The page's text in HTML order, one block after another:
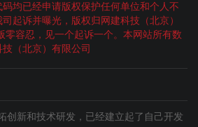
均已经申请版权保护任何单位和个人不
起诉并曝光，版权归网建科技（北京）
零容忍，见一个起诉一个。本网站所有数
（北京）有限公司
创新和技术研发，已经建立起了自己开发